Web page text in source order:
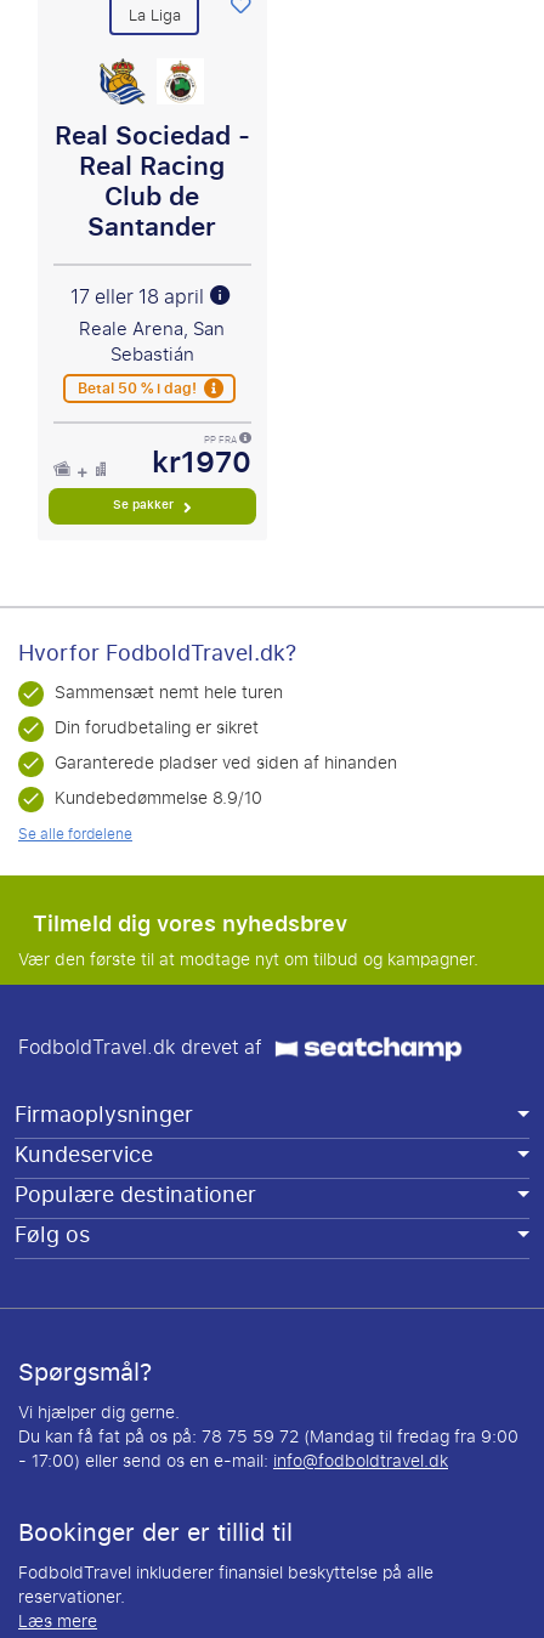
La Liga
Real Sociedad -
Real Racing
Club de
Santander
17 eller 18 april
Reale Arena, San
Sebastián
Betal 50 % i dag!
PP FRA
kr1970
Se pakker
Hvorfor FodboldTravel.dk?
Sammensæt nemt hele turen
Din forudbetaling er sikret
Garanterede pladser ved siden af hinanden
Kundebedømmelse 8.9/10
Se alle fordelene
Tilmeld dig vores nyhedsbrev
Vær den første til at modtage nyt om tilbud og kampagner.
FodboldTravel.dk drevet af
Firmaoplysninger
Kundeservice
Populære destinationer
Følg os
Spørgsmål?
Vi hjælper dig gerne.
Du kan få fat på os på: 78 75 59 72 (Mandag til fredag fra 9:00
- 17:00) eller send os en e-mail: info@fodboldtravel.dk
Bookinger der er tillid til
FodboldTravel inkluderer finansiel beskyttelse på alle
reservationer.
Læs mere